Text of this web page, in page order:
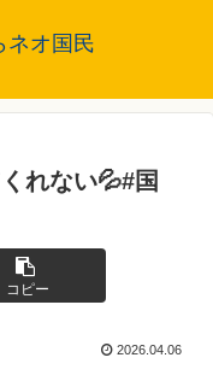
ネオ国民
れない💦#国
コピー
2026.04.06